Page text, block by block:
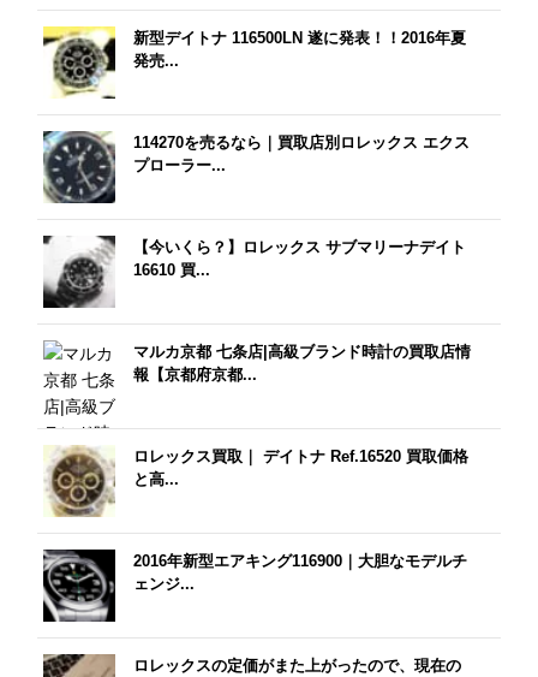
新型デイトナ 116500LN 遂に発表！！2016年夏
発売...
114270を売るなら｜買取店別ロレックス エクス
プローラー...
【今いくら？】ロレックス サブマリーナデイト
16610 買...
マルカ京都 七条店|高級ブランド時計の買取店情
報【京都府京都...
ロレックス買取｜ デイトナ Ref.16520 買取価格
と高...
2016年新型エアキング116900｜大胆なモデルチ
ェンジ...
ロレックスの定価がまた上がったので、現在の